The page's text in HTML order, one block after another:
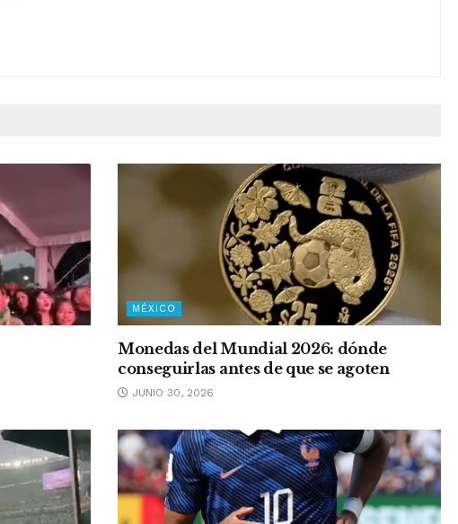
MÉXICO
Monedas del Mundial 2026: dónde
conseguirlas antes de que se agoten
JUNIO 30, 2026